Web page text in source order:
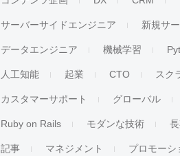
サーバーサイドエンジニア 新規サ
データエンジニア 機械学習
人工知能 起業 CTO スク
カスタマーサポート グローバル
Ruby on Rails モダンな技術
記事 マネジメント プロモーシ